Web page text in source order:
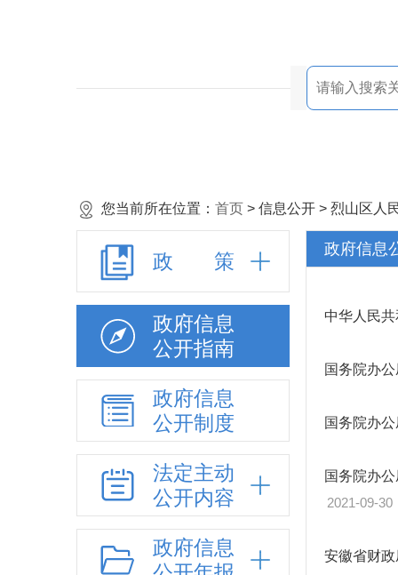
您当前所在位置： 首页 > 信息公开 > 烈山区人
政 策
政府信息
公开指南
政府信息
公开制度
法定主动
公开内容
政府信息
政府信息
中华人民
国务院办
国务院办
国务院办
2021-09-30
安徽省财